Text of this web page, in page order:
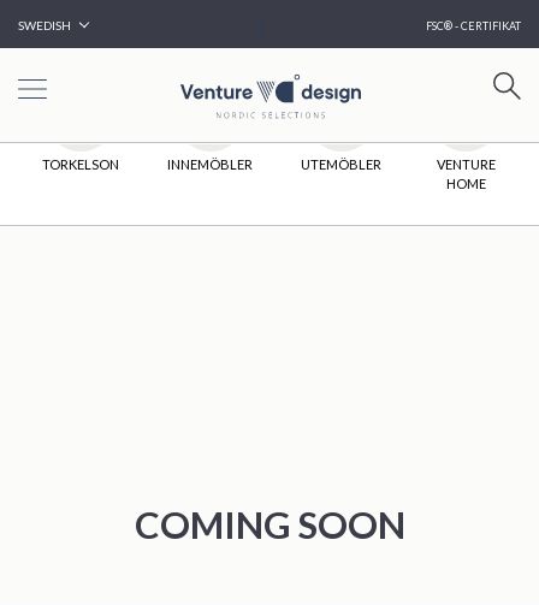
SWEDISH FSC® - CERTIFIKAT
HEM
TORKELSON INNEMÖBLER UTEMÖBLER
VENTURE
HOME
COMING SOON